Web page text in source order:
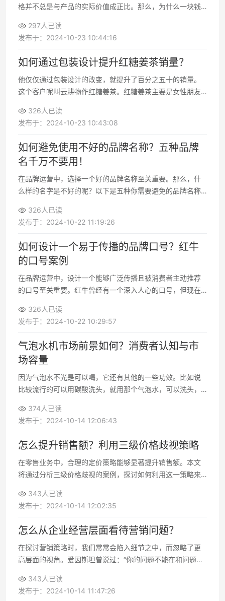
格并不总是与产品的实际价值成正比。那么，为什么一块钱
值之间的关系。
297人已读
发布于：2024-10-23 10:44:16
如何通过包装设计提升红糖姜茶销量？
他仅仅通过包装设计的改变，就提升了百分之五十的销量。
这个客户呢叫云耕物作红糖姜茶。红糖姜茶主要是女性朋友
道用户在买红糖姜茶时，最关心的是什么。
326人已读
发布于：2024-10-23 10:43:08
如何避免使用不好的品牌名称？五种品牌
名千万不要用！
在品牌运营中，选择一个好的品牌名称至关重要。那么，什
么样的名字是不好的呢？以下是五种你需要避免的品牌名称
326人已读
发布于：2024-10-22 11:19:26
如何设计一个易于传播的品牌口号？红牛
的口号案例
在品牌运营中，设计一个能够广泛传播且被消费者主动推荐
的口号至关重要。红牛曾经有一个深入人心的口号，但现在
并探讨如何设计一个有效的品牌口号。
326人已读
发布于：2024-10-22 10:29:57
气泡水机市场前景如何？消费者认知与市
场容量
因为气泡水不光是可以喝，它还有其他的一些功效。比如说
比较流行的可以用碳酸洗头，就用那个气泡水，可以洗头，
的，你不能去改变它。
374人已读
发布于：2024-10-14 12:06:43
怎么提升销售额？利用三级价格歧视策略
在零售业务中，合理的定价策略能够显著提升销售额。本文
将通过分析三级价格歧视的案例，探讨如何利用这一策略来
343人已读
发布于：2024-10-14 12:02:35
怎么从企业经营层面看待营销问题？
在探讨营销策略时，我们常常会陷入细节之中，而忽略了更
高层面的视角。爱因斯坦曾说过：“你的问题不能在和问题相
业经营的层面来看待营销问题呢？
343人已读
发布于：2024-10-14 11:47:26